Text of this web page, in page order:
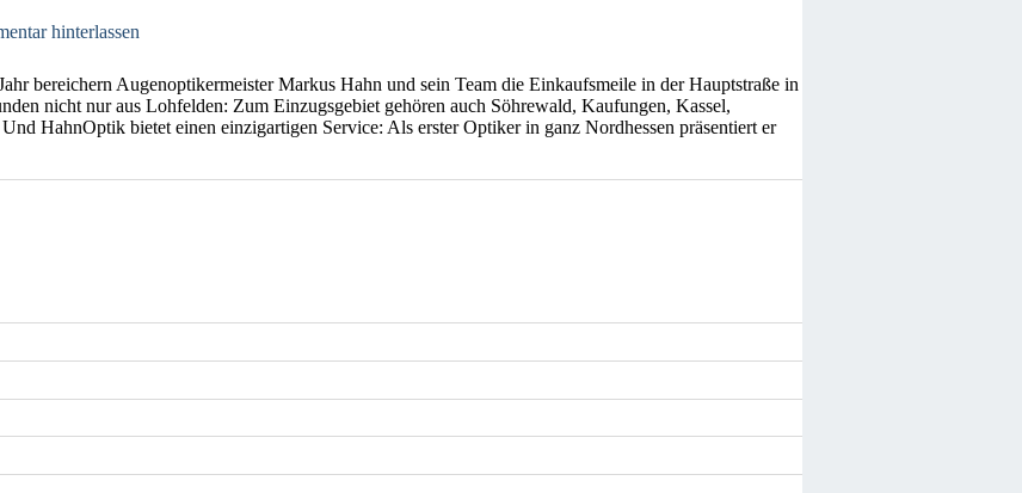
hinterlassen
bereichern Augenoptikermeister Markus Hahn und sein Team die Einkaufsmeile in der Hauptstraße in
nicht nur aus Lohfelden: Zum Einzugsgebiet gehören auch Söhrewald, Kaufungen, Kassel,
HahnOptik bietet einen einzigartigen Service: Als erster Optiker in ganz Nordhessen präsentiert er